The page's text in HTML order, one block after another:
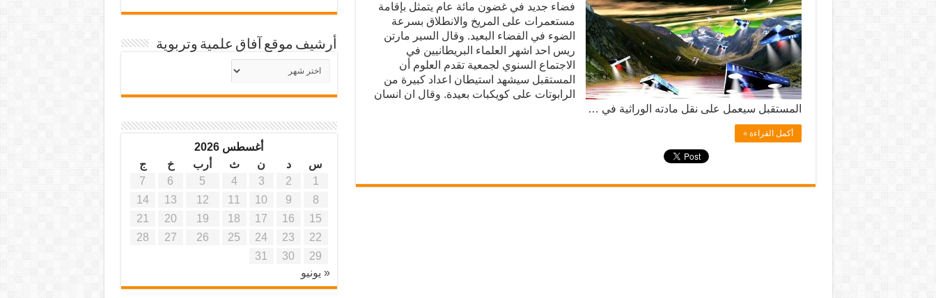
فضاء جديد في غضون مائة عام يتمثل بإقامة
مستعمرات على المريخ والانطلاق بسرعة
الضوء في الفضاء البعيد. وقال السير مارتن
ريس احد اشهر العلماء البريطانيين في
الاجتماع السنوي لجمعية تقدم العلوم أن
المستقبل سيشهد استيطان اعداد كبيرة من
الرابوتات على كويكبات بعيدة. وقال ان انسان
المستقبل سيعمل على نقل مادته الوراثية في …
أكمل القراءة »
أرشيف موقع آفاق علمية وتربوية
أرشيف
موقع
أغسطس 2026
س
د ن ث أرب خ
ج
1
2
3
4
5
6
7
8
9
10
11
12
13
14
15
16
17
18
19
20
21
22
23
24
25
26
27
28
29
30
31
« يونيو